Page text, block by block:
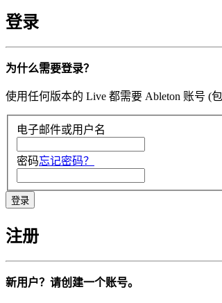
登录
为什么需要登录？
使用任何版本的 Live 都需要 Ableton 账号 (
电子邮件或用户名
密码忘记密码？
注册
新用户？请创建一个账号。